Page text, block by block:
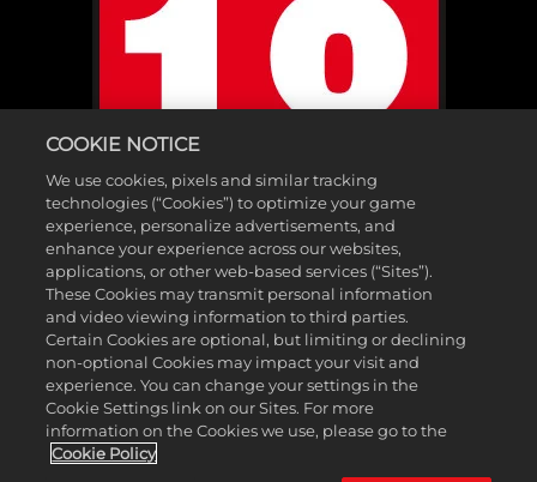
©2025 Gearbox Software. Pubblicato da 2K Games. Sviluppato da
Gearbox. Gearbox, Borderlands e i relativi loghi sono tutti marchi
commerciali di Gearbox Software, LLC. 2K e il logo 2K sono marchi
COOKIE NOTICE
We use cookies, pixels and similar tracking
technologies (“Cookies”) to optimize your game
experience, personalize advertisements, and
enhance your experience across our websites,
applications, or other web-based services (“Sites”).
These Cookies may transmit personal information
and video viewing information to third parties.
Certain Cookies are optional, but limiting or declining
non-optional Cookies may impact your visit and
experience. You can change your settings in the
Cookie Settings link on our Sites. For more
information on the Cookies we use, please go to the
Cookie Policy